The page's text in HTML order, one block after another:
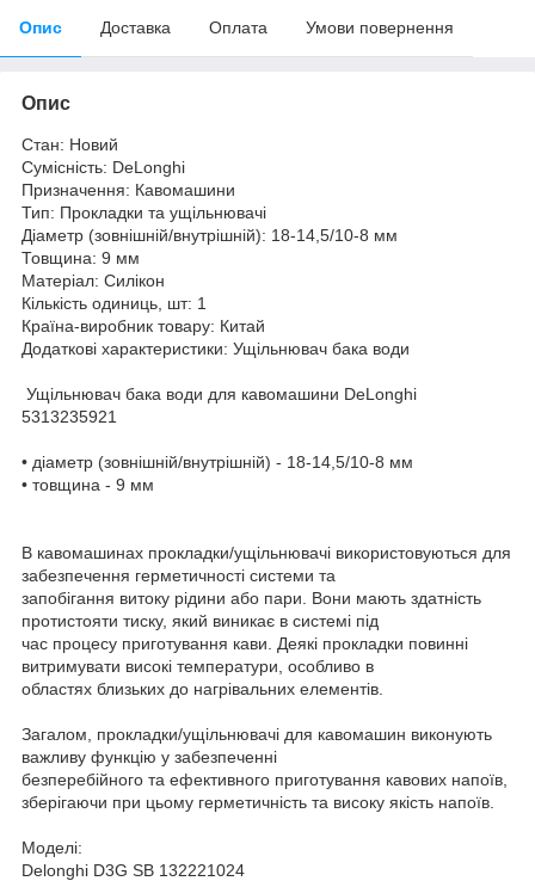
Опис Доставка Оплата Умови повернення
Опис
Стан: Новий
Сумісність: DeLonghi
Призначення: Кавомашини
Тип: Прокладки та ущільнювачі
Діаметр (зовнішній/внутрішній): 18-14,5/10-8 мм
Товщина: 9 мм
Матеріал: Силікон
Кількість одиниць, шт: 1
Країна-виробник товару: Китай
Додаткові характеристики: Ущільнювач бака води
Ущільнювач бака води для кавомашини DeLonghi
5313235921
• діаметр (зовнішній/внутрішній) - 18-14,5/10-8 мм
• товщина - 9 мм
В кавомашинах прокладки/ущільнювачі використовуються для
забезпечення герметичності системи та
запобігання витоку рідини або пари. Вони мають здатність
протистояти тиску, який виникає в системі під
час процесу приготування кави. Деякі прокладки повинні
витримувати високі температури, особливо в
областях близьких до нагрівальних елементів.
Загалом, прокладки/ущільнювачі для кавомашин виконують
важливу функцію у забезпеченні
безперебійного та ефективного приготування кавових напоїв,
зберігаючи при цьому герметичність та високу якість напоїв.
Моделі:
Delonghi D3G SB 132221024